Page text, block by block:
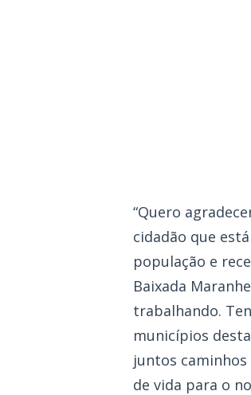
“Quero
cidadão que
população e
Baixada
trabalhando.
municípios
juntos
de vida para o